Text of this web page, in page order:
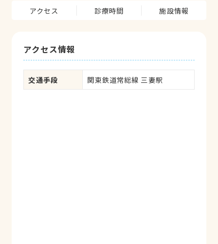
アクセス 診療時間 施設情報
アクセス情報
交通手段 関東鉄道常総線 三妻駅